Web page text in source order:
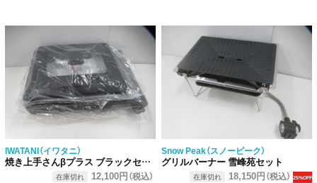
IWATANI（イワタニ）
焼き上手さんβプラス ブラックセット
在庫切れ 12,100円（税込）
Snow Peak（スノーピーク）
グリルバーナー 雪峰苑セット
在庫切れ 18,150円（税込） 25%OFF